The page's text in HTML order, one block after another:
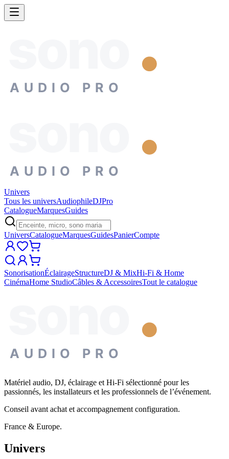
AUDIO PRO
AUDIO PRO
Univers
Tous les universAudiophileDJPro
CatalogueMarquesGuides
UniversCatalogueMarquesGuidesPanierCompte
SonorisationÉclairageStructureDJ & MixHi-Fi & Home
CinémaHome StudioCâbles & AccessoiresTout le catalogue
AUDIO PRO
Matériel audio, DJ, éclairage et Hi-Fi sélectionné pour les
passionnés, les installateurs et les professionnels de l’événement.
Conseil avant achat et accompagnement configuration.
France & Europe.
Univers